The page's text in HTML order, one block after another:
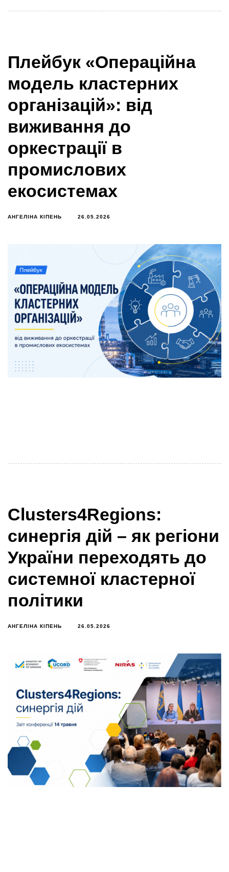
Плейбук «Операційна
модель кластерних
організацій»: від
виживання до
оркестрації в
промислових
екосистемах
АНГЕЛІНА КІПЕНЬ 26.05.2026
Clusters4Regions:
синергія дій – як регіони
України переходять до
системної кластерної
політики
АНГЕЛІНА КІПЕНЬ 26.05.2026